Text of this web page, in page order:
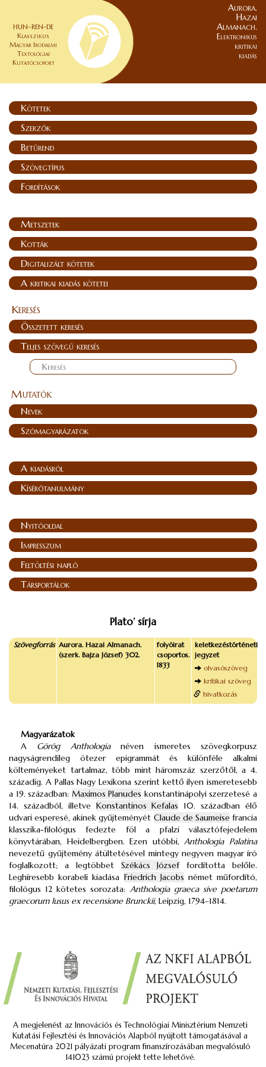
HUN–REN-DE
Klasszikus
Magyar Irodalmi
Textológiai
Kutatócsoport
Aurora.
Hazai
Almanach.
Elektronikus
kritikai
kiadás
Kötetek
Szerzők
Betűrend
Szövegtípus
Fordítások
Metszetek
Kották
Digitalizált kötetek
A kritikai kiadás kötetei
Keresés
Összetett keresés
Teljes szövegű keresés
Mutatók
Nevek
Szómagyarázatok
A kiadásról
Kísérőtanulmány
Nyitóoldal
Impresszum
Feltöltési napló
Társportálok
Plato’ sírja
Szövegforrás Aurora. Hazai Almanach.
(szerk. Bajza József) 302.
folyóirat
csoportos.
1833
keletkezéstörténeti
jegyzet
olvasószöveg
kritikai szöveg
hivatkozás
Magyarázatok
A Görög Anthologianéven ismeretes szövegkorpusz
nagyságrendileg ötezer epigrammát és különféle alkalmi
költeményeket tartalmaz, több mint háromszáz szerzőtől, a 4.
századig. A Pallas Nagy Lexikona szerint kettő ilyen ismeretesebb
a 19. században: Maximos Planudes konstantinápolyi szerzetesé a
14. századból, illetve Konstantinos Kefalas 10. században élő
udvari esperesé, akinek gyűjteményét Claude de Saumeisefrancia
klasszika-filológus fedezte föl a pfalzi választófejedelem
könyvtárában, Heidelbergben. Ezen utóbbi,Anthologia Palatina
nevezetű gyűjtemény átültetésével mintegy negyven magyar író
foglalkozott; a legtöbbet Székács Józseffordította belőle.
Leghíresebb korabeli kiadása Friedrich Jacobs német műfordító,
filológus 12 kötetes sorozata: Anthologia graeca sive poetarum
graecorum lusus ex recensione Brunckii, Leipzig, 1794–1814.
A megjelenést az Innovációs és Technológiai Minisztérium Nemzeti
Kutatási Fejlesztési és Innovációs Alapból nyújtott támogatásával a
Mecenatúra 2021 pályázati program finanszírozásában megvalósuló
141023 számú projekt tette lehetővé.